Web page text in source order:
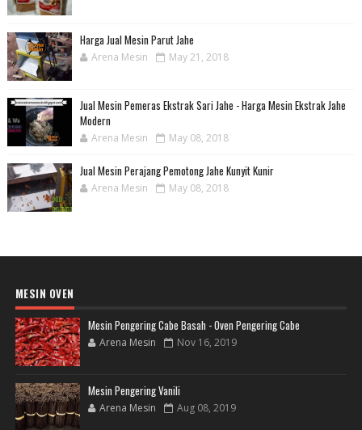
Harga Jual Mesin Parut Jahe
Arena Mesin May 21, 2018
Jual Mesin Pemeras Ekstrak Sari Jahe - Harga Mesin Ekstrak Jahe
Modern
Arena Mesin May 08, 2018
Jual Mesin Perajang Pemotong Jahe Kunyit Kunir
Arena Mesin May 08, 2018
MESIN OVEN
Mesin Pengering Cabe Basah - Oven Pengering Cabe
Arena Mesin Nov 16, 2019
Mesin Pengering Vanili
Arena Mesin Aug 08, 2019